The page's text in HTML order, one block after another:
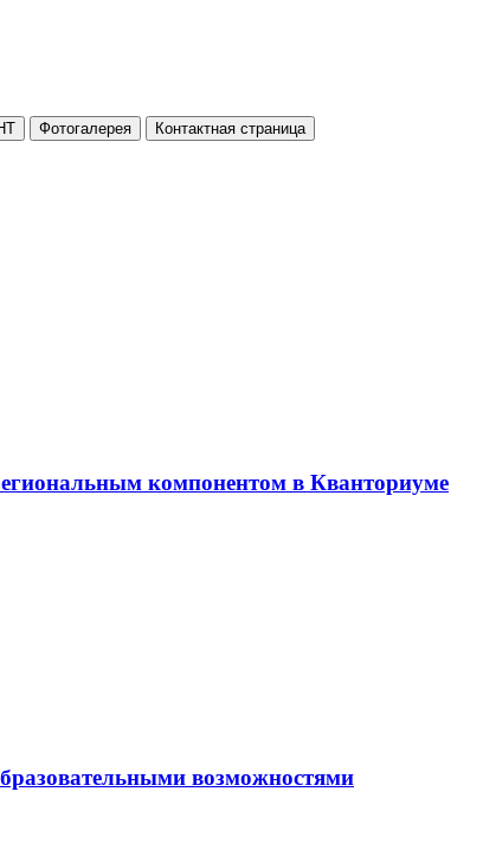
Фотогалерея Контактная страница
компонентом в Кванториуме
возможностями